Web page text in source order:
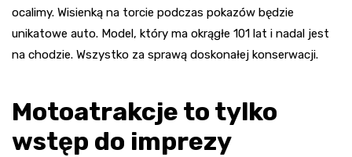
ocalimy. Wisienką na torcie podczas pokazów będzie
unikatowe auto. Model, który ma okrągłe 101 lat i nadal jest
na chodzie. Wszystko za sprawą doskonałej konserwacji.
Motoatrakcje to tylko
wstęp do imprezy